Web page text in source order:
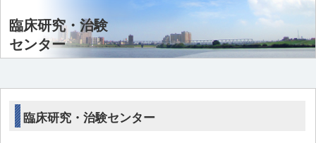
臨床研究・治験
センター
臨床研究・治験センター